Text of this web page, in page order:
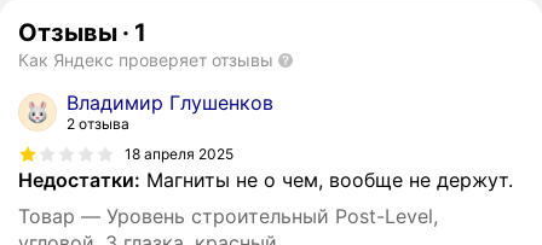
Отзывы · 1
Как Яндекс проверяет отзывы
Владимир Глушенков
2 отзыва
18 апреля 2025
Недостатки: Магниты не о чем, вообще не держут.
Товар — Уровень строительный Post-Level,